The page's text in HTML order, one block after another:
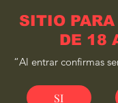
SITIO PARA
DE 18
“Al entrar confirmas
SI